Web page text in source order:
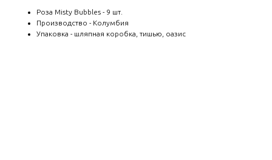
Роза Misty Bubbles - 9 шт.
Производство - Колумбия
Упаковка - шляпная коробка, тишью, оазис